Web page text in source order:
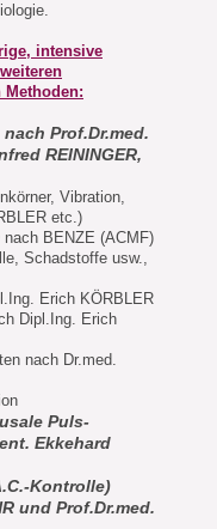
intensive
Prof.Dr.med.
REININGER,
Vibration,
etc.)
BENZE (ACMF)
Schadstoffe usw.,
Erich KÖRBLER
Dipl.Ing. Erich
nach Dr.med.
Puls-
Ekkehard
Kontrolle)
und Prof.Dr.med.